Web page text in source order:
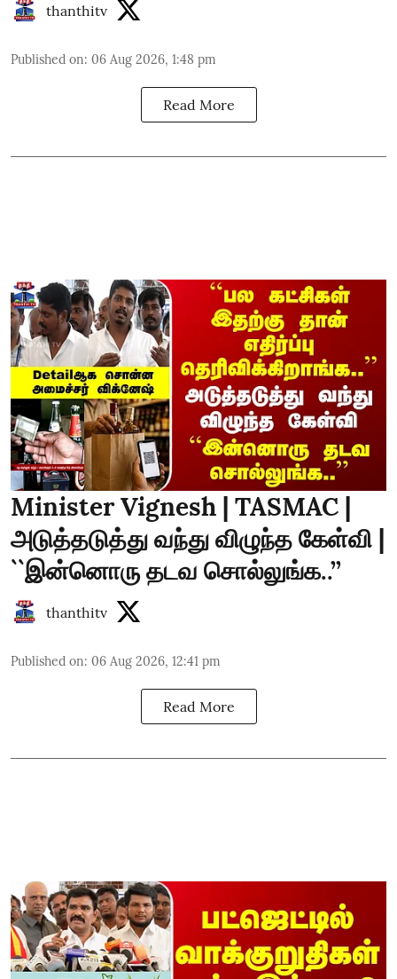
thanthitv
Published on: 06 Aug 2026, 1:48 pm
Read More
Minister Vignesh | TASMAC |
அடுத்தடுத்து வந்து விழுந்த கேள்வி |
``இன்னொரு தடவ சொல்லுங்க..’’
thanthitv
Published on: 06 Aug 2026, 12:41 pm
Read More